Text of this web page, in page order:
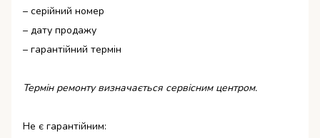
– серійний номер
– дату продажу
– гарантійний термін
Термін ремонту визначається сервісним центром.
Не є гарантійним: